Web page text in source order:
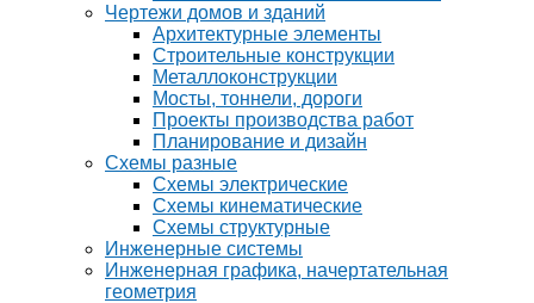
Чертежи домов и зданий
Архитектурные элементы
Строительные конструкции
Металлоконструкции
Мосты, тоннели, дороги
Проекты производства работ
Планирование и дизайн
Схемы разные
Схемы электрические
Схемы кинематические
Схемы структурные
Инженерные системы
Инженерная графика, начертательная
геометрия